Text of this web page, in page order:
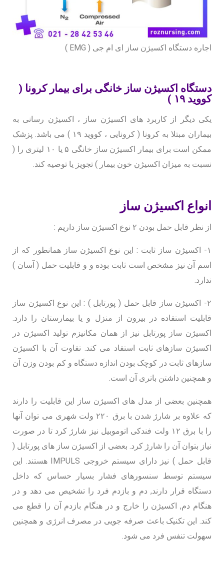
اجاره دستگاه اکسیژن ساز ای ام جی ( EMG )
دستگاه اکسیژن ساز خانگی برای بیمار کرونا (
کووید ۱۹ )
یکی دیگر از کاربرد های اکسیژن ساز ، اکسیژن رسانی به
بیماران مبتلا به کرونا ( کرونایی ، کووید ۱۹ ) می باشد. پزشک
ممکن است برای بیمار اکسیژن ساز خانگی ۵ یا ۱۰ لیتری را (
نسبت به میزان اکسیژن خون بیمار ) تجویز یا توصیه کند.
انواع اکسیژن ساز
از نظر قابل حمل بودن ۲ نوع اکسیژن ساز داریم :
۱- اکسیژن ساز ثابت : این نوع اکسیژن ساز همانطور که از
اسم آن نیز مشخص است ثابت بوده و و قابلیت حمل ( آسان )
ندارد.
۲- اکسیژن ساز قابل حمل ( پورتابل ) : این نوع اکسیژن ساز
قابلیت استفاده در بیرون از منزل و یا بیمارستان را دارد.
اکسیژن ساز پورتابل نیز از همان مکانیزم تولید اکسیژن در
اکسیژن سازهای ثابت استفاد می کند. تفاوت آن با اکسیژن
سازهای ثابت در کوچک بودن اندازه دستگاه و کم بودن وزن آن
و همچنین داشتن باتری آن است.
همچنین بعضی از مدل های اکسیژن ساز این قابلیت را دارند
که علاوه بر شارژ شدن با برق ۲۲۰ ولت شهری می توان آنها
را با برق ۱۲ ولت فندکی اتوموبیل نیز شارژ کرد تا در صورت
نیاز بتوان آن را شارژ کرد. بعضی از اکسیژن ساز های پورتابل (
قابل حمل ) نیز دارای سیستم خروجی IMPULS هستند. این
سیستم توسط سنسورهای فشار بسیار حساس که داخل
دستگاه قرار دارند, دم و بازدم فرد را تشخیص می دهد و در
هنگام دم, اکسیژن را خارج و در هنگام بازدم آن را قطع می
کند. این تکنیک باعث صرفه جویی در مصرف انرژی و همچنین
سهولت تنفس فرد می شود.